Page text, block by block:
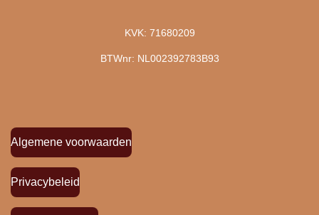
KVK: 71680209
BTWnr: NL002392783B93
Algemene voorwaarden
Privacybeleid